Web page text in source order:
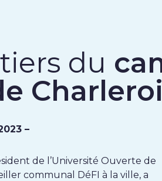
du
Charleroi
–
de l’Université Ouverte de
communal DéFI à la ville, a